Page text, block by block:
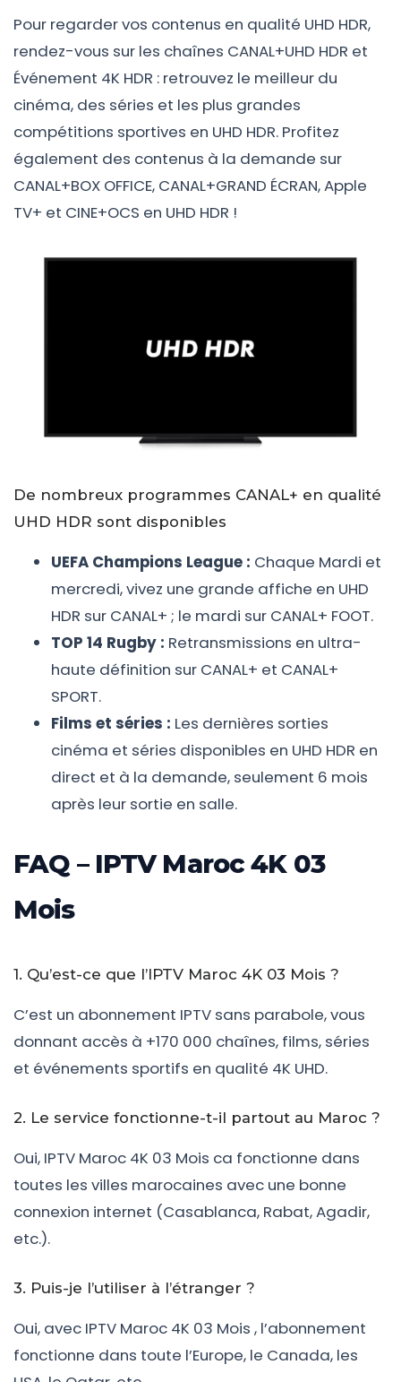
Passer
au
contenu
Pour regarder vos contenus en qualité UHD HDR,
rendez-vous sur les chaînes CANAL+UHD HDR et
Événement 4K HDR : retrouvez le meilleur du
cinéma, des séries et les plus grandes
compétitions sportives en UHD HDR. Profitez
également des contenus à la demande sur
CANAL+BOX OFFICE, CANAL+GRAND ÉCRAN, Apple
TV+ et CINE+OCS en UHD HDR !
De nombreux programmes CANAL+ en qualité
UHD HDR​ sont disponibles
UEFA Champions League : Chaque Mardi et
mercredi, vivez une grande affiche en UHD
HDR sur CANAL+ ; le mardi sur CANAL+ FOOT.
TOP 14 Rugby : Retransmissions en ultra-
haute définition sur CANAL+ et CANAL+
SPORT.
Films et séries : Les dernières sorties
cinéma et séries disponibles en UHD HDR en
direct et à la demande, seulement 6 mois
après leur sortie en salle.
FAQ – IPTV Maroc 4K 03
Mois
1. Qu’est-ce que l’IPTV Maroc 4K 03 Mois ?
C’est un abonnement IPTV sans parabole, vous
donnant accès à +170 000 chaînes, films, séries
et événements sportifs en qualité 4K UHD.
2. Le service fonctionne-t-il partout au Maroc ?
Oui, IPTV Maroc 4K 03 Mois ca fonctionne dans
toutes les villes marocaines avec une bonne
connexion internet (Casablanca, Rabat, Agadir,
etc.).
3. Puis-je l’utiliser à l’étranger ?
Oui, avec IPTV Maroc 4K 03 Mois , l’abonnement
fonctionne dans toute l’Europe, le Canada, les